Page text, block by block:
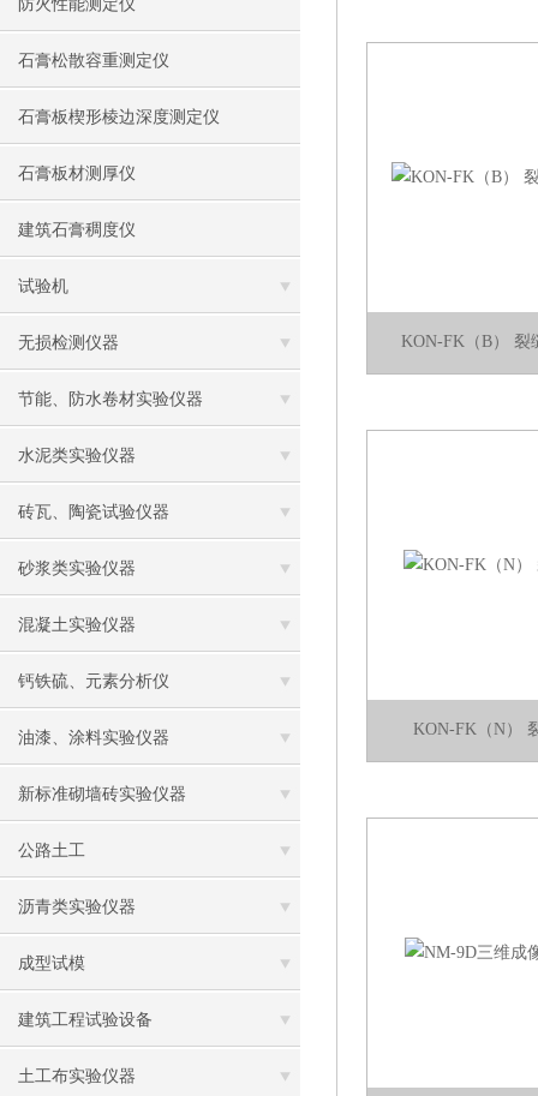
防火性能测定仪
石膏松散容重测定仪
石膏板楔形棱边深度测定仪
石膏板材测厚仪
建筑石膏稠度仪
试验机
无损检测仪器
节能、防水卷材实验仪器
水泥类实验仪器
砖瓦、陶瓷试验仪器
砂浆类实验仪器
混凝土实验仪器
钙铁硫、元素分析仪
油漆、涂料实验仪器
新标准砌墙砖实验仪器
公路土工
沥青类实验仪器
成型试模
建筑工程试验设备
土工布实验仪器
KON-FK（B） 裂
KON-FK（N）